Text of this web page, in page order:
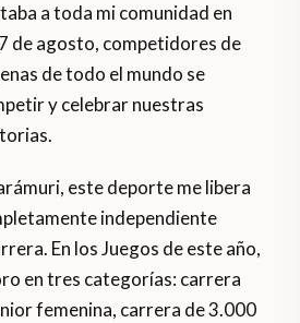
a toda mi comunidad en
de agosto, competidores de
de todo el mundo se
y celebrar nuestras
este deporte me libera
independiente
En los Juegos de este año,
en tres categorías: carrera
femenina, carrera de 3.000